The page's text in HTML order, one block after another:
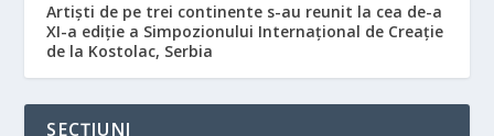
Artiști de pe trei continente s-au reunit la cea de-a
XI-a ediție a Simpozionului Internațional de Creație
de la Kostolac, Serbia
SECȚIUNI